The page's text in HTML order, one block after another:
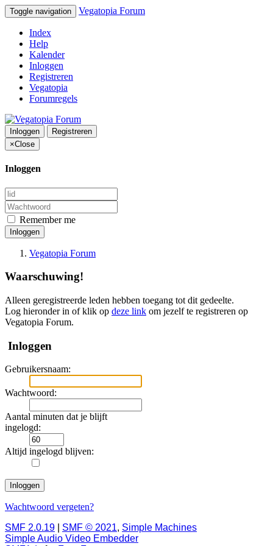
Toggle navigation Vegatopia Forum
Index
Help
Kalender
Inloggen
Registreren
Vegatopia
Forumregels
Inloggen
Registreren
×Close
Inloggen
Remember me
Inloggen
Vegatopia Forum
Waarschuwing!
Alleen geregistreerde leden hebben toegang tot dit gedeelte.
Log hieronder in of klik op deze link om jezelf te registreren op
Vegatopia Forum.
Inloggen
Gebruikersnaam:
Wachtwoord:
Aantal minuten dat je blijft
ingelogd:
Altijd ingelogd blijven:
Wachtwoord vergeten?
SMF 2.0.19
SMF © 2021, Simple Machines
Simple Audio Video Embedder